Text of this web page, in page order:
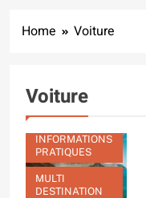
Home Voiture
Voiture
INFORMATIONS
PRATIQUES
MULTI
DESTINATION